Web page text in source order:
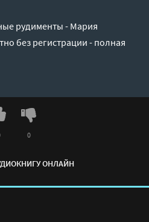
рудименты - Мария
без регистрации - полная
ОНЛАЙН
0